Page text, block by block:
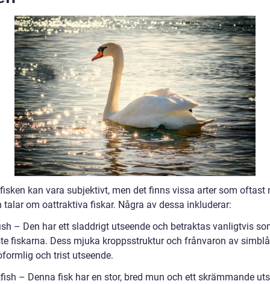
kan vara subjektivt, men det finns vissa arter som oftast
talar om oattraktiva fiskar. Några av dessa inkluderar:
– Den har ett sladdrigt utseende och betraktas vanligtvis
fiskarna. Dess mjuka kroppsstruktur och frånvaron av
och trist utseende.
– Denna fisk har en stor, bred mun och ett skrämmande